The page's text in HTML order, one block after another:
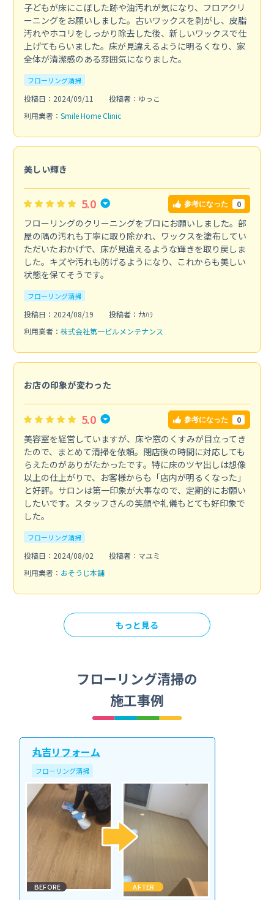
子どもが床にこぼした跡や油汚れが気になり、フロアクリ
ーニングをお願いしました。古いワックスを剥がし、皮脂
汚れやホコリをしっかり除去した後、新しいワックスで仕
上げてもらいました。床が見違えるように明るくなり、家
全体が清潔感のある雰囲気になりました。
フローリング清掃
投稿日：2024/09/11
投稿者：ゆっこ
利用業者： Smile Home Clinic
美しい輝き
5.0 参考になった 0
フローリングのクリーニングをプロにお願いしました。部
屋の隅の汚れも丁寧に取り除かれ、ワックスを塗布してい
ただいたおかげで、床が見違えるような輝きを取り戻しま
した。キズや汚れも防げるようになり、これからも美しい
状態を保てそうです。
フローリング清掃
投稿日：2024/08/19
投稿者：ﾅｶﾊﾗ
利用業者： 株式会社第一ビルメンテナンス
お店の印象が変わった
5.0 参考になった 0
美容室を経営していますが、床や窓のくすみが目立ってき
たので、まとめて清掃を依頼。閉店後の時間に対応しても
らえたのがありがたかったです。特に床のツヤ出しは想像
以上の仕上がりで、お客様からも「店内が明るくなった」
と好評。サロンは第一印象が大事なので、定期的にお願い
したいです。スタッフさんの笑顔や礼儀もとても好印象で
した。
フローリング清掃
投稿日：2024/08/02
投稿者：マユミ
利用業者： おそうじ本舗
もっと見る
フローリング清掃の
施工事例
丸吉リフォーム
フローリング清掃
BEFORE AFTER